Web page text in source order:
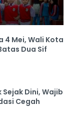
4 Mei, Wali Kota
Dua Sif
Dini, Wajib
Cegah